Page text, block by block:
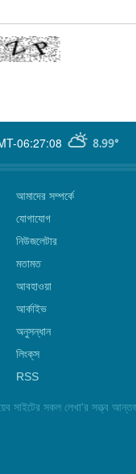
06:27:08 8.99°
আমাদের সম্পর্কে
যোগাযোগ
নিউজলেটার
মতামত
আবহাওয়া
আর্কাইভ
অনুসন্ধান
লিংক্‌স
RSS
সাইটের সকল লেখা'র সত্ত্ব